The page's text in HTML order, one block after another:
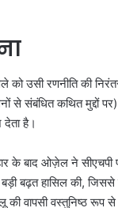
रणनीति की
से संबंधित कथित
देता है।
के बाद ओज़ेल ने
बढ़त हासिल की,
की वापसी वस्तुनिष्ठ